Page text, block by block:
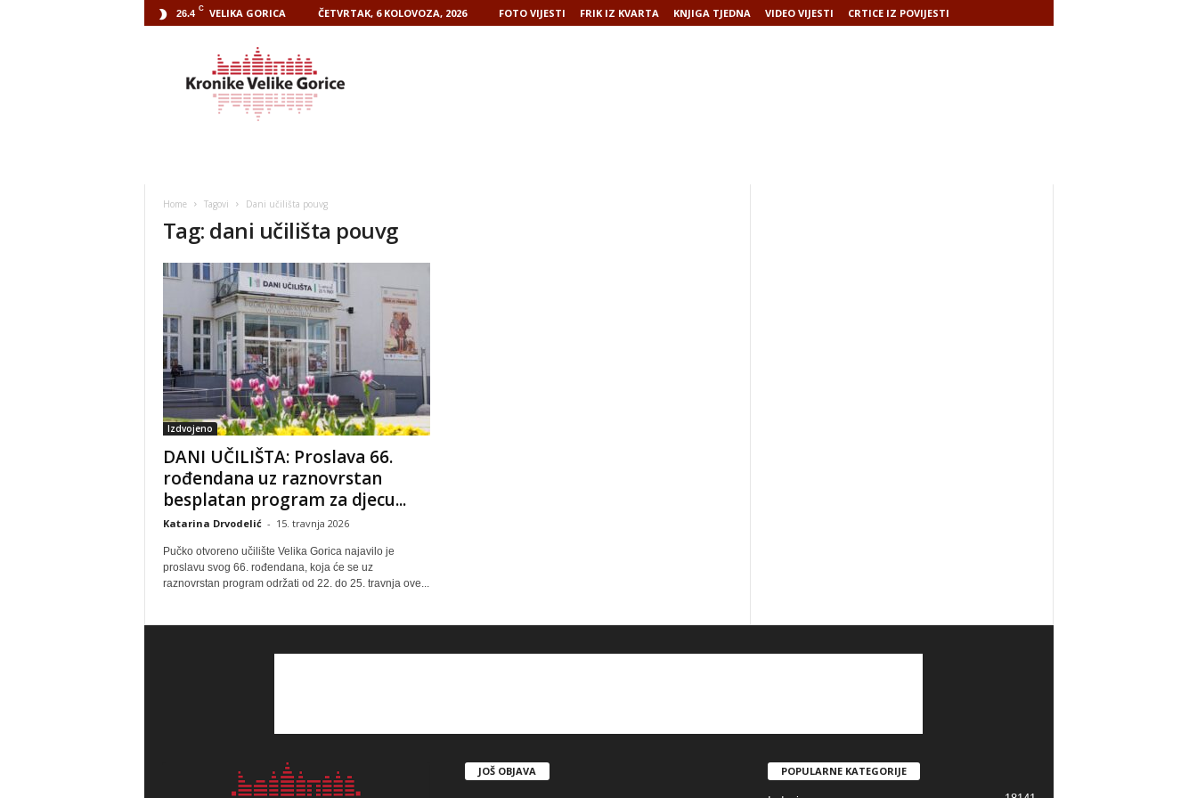
26.4 C VELIKA GORICA ČETVRTAK, 6 KOLOVOZA, 2026 FOTO VIJESTI FRIK IZ KVARTA KNJIGA TJEDNA VIDEO VIJESTI CRTICE IZ POVIJESTI
Home Tagovi Dani učilišta pouvg
Tag: dani učilišta pouvg
Izdvojeno
DANI UČILIŠTA: Proslava 66.
rođendana uz raznovrstan
besplatan program za djecu...
Katarina Drvodelić - 15. travnja 2026
Pučko otvoreno učilište Velika Gorica najavilo je
proslavu svog 66. rođendana, koja će se uz
raznovrstan program održati od 22. do 25. travnja ove...
JOŠ OBJAVA POPULARNE KATEGORIJE